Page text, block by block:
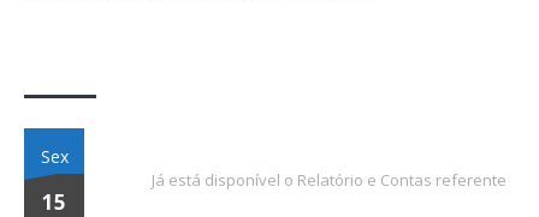
Sex
15
Já está disponível o Relatório e Contas referente